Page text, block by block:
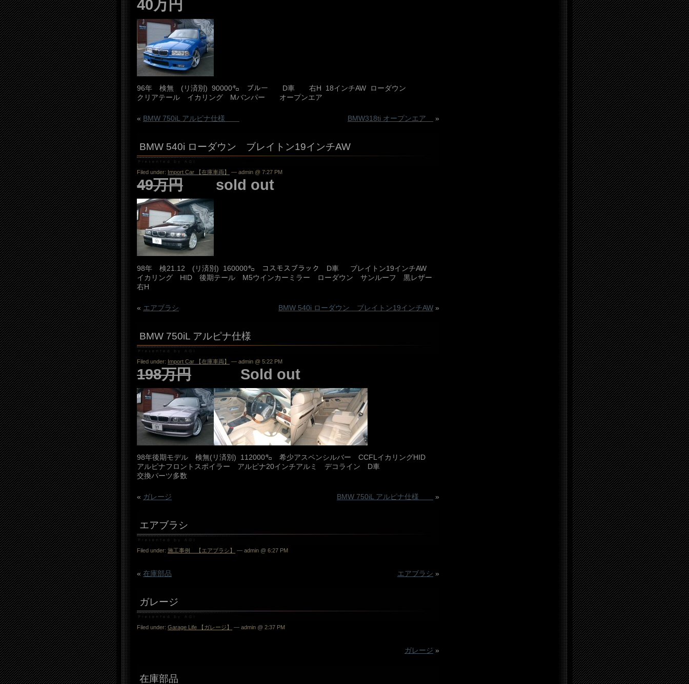
40万円
96年 検無 (リ済別) 90000㌔ ブルー D車 右H 18インチAW ローダウン
クリアテール イカリング Mバンパー オープンエア
« BMW 750iL アルピナ仕様 BMW318ti オープンエア »
BMW 540i ローダウン ブレイトン19インチAW
Filed under: Import Car 【在庫車両】 — admin @ 7:27 PM
49万円 sold out
98年 検21.12 (リ済別) 160000㌔ コスモスブラック D車 ブレイトン19インチAW
イカリング HID 後期テール M5ウインカーミラー ローダウン サンルーフ 黒レザー
右H
« エアブラシ BMW 540i ローダウン ブレイトン19インチAW »
BMW 750iL アルピナ仕様
Filed under: Import Car 【在庫車両】 — admin @ 5:22 PM
198万円 Sold out
98年後期モデル 検無(リ済別) 112000㌔ 希少アスペンシルバー CCFLイカリングHID
アルピナフロントスポイラー アルピナ20インチアルミ デコライン D車
交換パーツ多数
« ガレージ BMW 750iL アルピナ仕様 »
エアブラシ
Filed under: 施工事例 【エアブラシ】 — admin @ 6:27 PM
« 在庫部品 エアブラシ »
ガレージ
Filed under: Garage Life 【ガレージ】 — admin @ 2:37 PM
ガレージ »
在庫部品